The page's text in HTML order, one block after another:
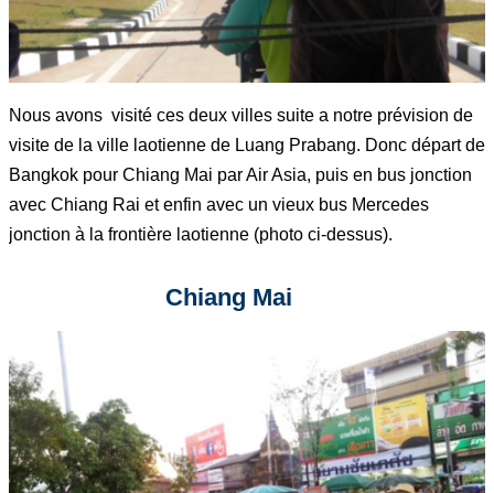
Nous avons visité ces deux villes suite a notre prévision de
visite de la ville laotienne de Luang Prabang. Donc départ de
Bangkok pour Chiang Mai par Air Asia, puis en bus jonction
avec Chiang Rai et enfin avec un vieux bus Mercedes
jonction à la frontière laotienne (photo ci-dessus).
Chiang Mai